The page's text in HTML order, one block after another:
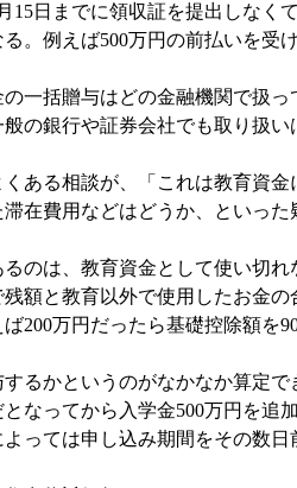
15日までに領収証を提出しな
。例えば500万円の前払いを受
一括贈与はどの金融機関で扱
の銀行や証券会社でも取り扱
ある相談が、「これは教育資
在費用などはどうか、といっ
のは、教育資金として使い切れ
額と教育以外で使用したお金
200万円だったら基礎控除額を
るかというのがなかなか算定で
なってから入学金500万円を追
っては申し込み期間をその数